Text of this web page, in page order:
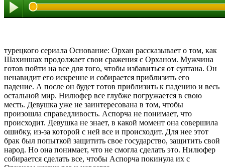
турецкого сериала Основание: Орхан рассказывает о том, как
Шахиншах продолжает свои сражения с Орханом. Мужчина
готов пойти на все для того, чтобы избавиться от султана. Он
ненавидит его искренне и собирается приблизить его
падение. А после он будет готов приблизить к падению и весь
остальной мир. Нилюфер все глубже погружается в свою
месть. Девушка уже не заинтересована в том, чтобы
произошла справедливость. Аспорча не понимает, что
происходит. Девушка не знает, в какой момент она совершила
ошибку, из-за которой с ней все и происходит. Для нее этот
брак был попыткой защитить свое государство, защитить свой
народ. Но она понимает, что не смогла сделать это. Нилюфер
собирается сделать все, чтобы Аспорча покинула их с